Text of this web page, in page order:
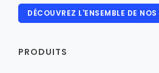
DÉCOUVREZ L'ENSEMBLE DE
PRODUITS